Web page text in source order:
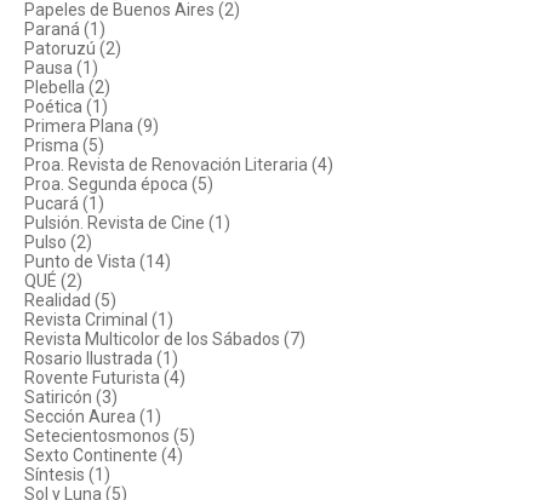
Papeles de Buenos Aires (2)
Paraná (1)
Patoruzú (2)
Pausa (1)
Plebella (2)
Poética (1)
Primera Plana (9)
Prisma (5)
Proa. Revista de Renovación Literaria (4)
Proa. Segunda época (5)
Pucará (1)
Pulsión. Revista de Cine (1)
Pulso (2)
Punto de Vista (14)
QUÉ (2)
Realidad (5)
Revista Criminal (1)
Revista Multicolor de los Sábados (7)
Rosario Ilustrada (1)
Rovente Futurista (4)
Satiricón (3)
Sección Aurea (1)
Setecientosmonos (5)
Sexto Continente (4)
Síntesis (1)
Sol y Luna (5)